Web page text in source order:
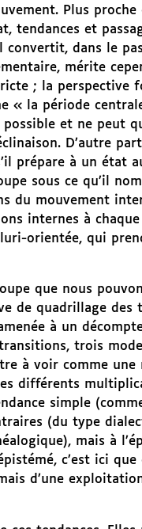
Plus
et
dans le
mérite
; la perspective
« la période
et ne peut
D’autre
prépare à un état
sous ce qu’il
du mouvement
internes à
orientée, qui
que nous
de quadrillage des
à un
trois
à voir comme
différents
simple
(du type
mais à
c’est ici
d’une